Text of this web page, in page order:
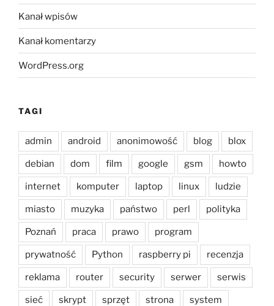
Kanał wpisów
Kanał komentarzy
WordPress.org
TAGI
admin android anonimowość blog blox
debian dom film google gsm howto
internet komputer laptop linux ludzie
miasto muzyka państwo perl polityka
Poznań praca prawo program
prywatność Python raspberry pi recenzja
reklama router security serwer serwis
sieć skrypt sprzęt strona system